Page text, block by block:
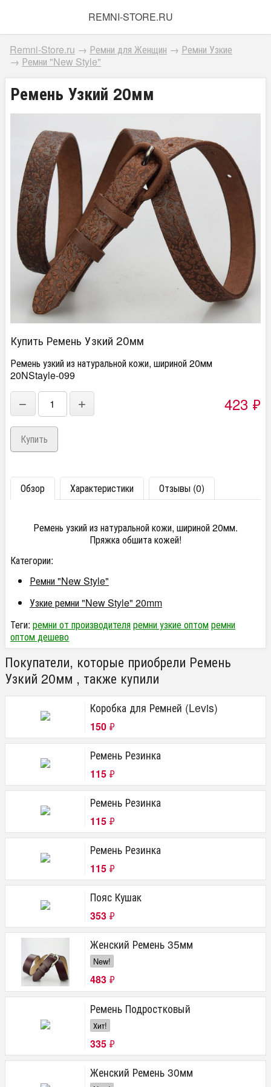
REMNI-STORE.RU
Remni-Store.ru → Ремни для Женщин → Ремни Узкие
→ Ремни "New Style"
Ремень Узкий 20мм
Купить Ремень Узкий 20мм
Ремень узкий из натуральной кожи, шириной 20мм
20NStayle-099
− + 423 ₽
Обзор Характеристики Отзывы (0)
Ремень узкий из натуральной кожи, шириной 20мм.
Пряжка обшита кожей!
Категории:
Ремни "New Style"
Узкие ремни "New Style" 20mm
Теги: ремни от производителяремни узкие оптомремни
оптом дешево
Покупатели, которые приобрели Ремень
Узкий 20мм , также купили
Коробка для Ремней (Levis)
150 ₽
Ремень Резинка
115 ₽
Ремень Резинка
115 ₽
Ремень Резинка
115 ₽
Пояс Кушак
353 ₽
Женский Ремень 35мм
New!
483 ₽
Ремень Подростковый
Хит!
335 ₽
Женский Ремень 30мм